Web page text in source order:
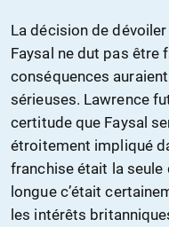
La décision de
Faysal ne dut pas être
conséquences
sérieuses. Lawrence
certitude que Faysal
étroitement impliqué
franchise était la seule
longue c’était
les intérêts